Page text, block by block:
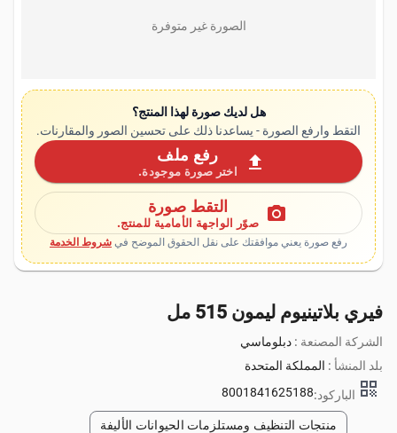
الصورة غير متوفرة
هل لديك صورة لهذا المنتج؟
التقط وارفع الصورة - يساعدنا ذلك على تحسين الصور والمقارنات.
upload رفع ملف
اختر صورة موجودة.
photo_camera التقط صورة
صوّر الواجهة الأمامية للمنتج.
رفع صورة يعني موافقتك على نقل الحقوق الموضح في شروط الخدمة
فيري بلاتينيوم ليمون 515 مل
الشركة المصنعة : دبلوماسي
بلد المنشأ : المملكة المتحدة
qr_code الباركود:8001841625188
منتجات التنظيف ومستلزمات الحيوانات الأليفة